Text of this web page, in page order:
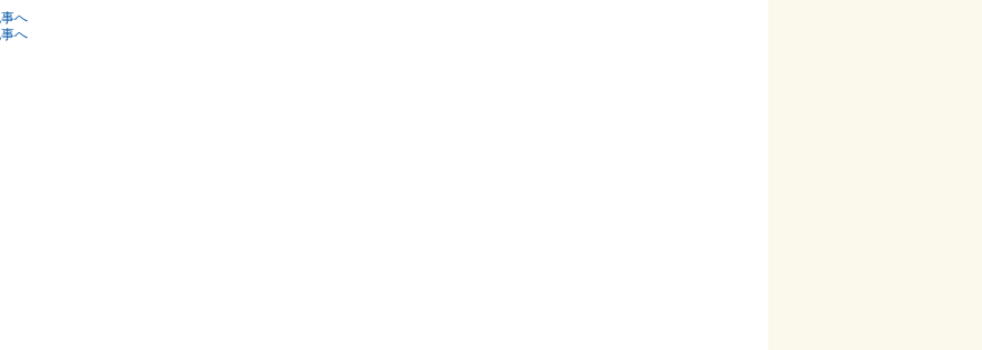
へ
へ